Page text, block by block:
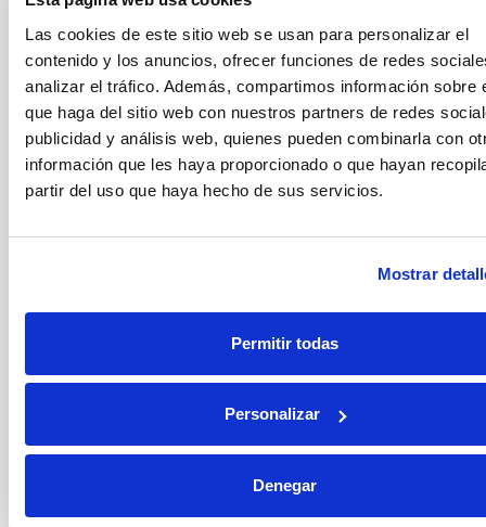
Las cookies de este sitio web se usan para personalizar el
contenido y los anuncios, ofrecer funciones de redes
analizar el tráfico. Además, compartimos información sobre
que haga del sitio web con nuestros partners de redes
publicidad y análisis web, quienes pueden combinarla con
información que les haya proporcionado o que hayan
partir del uso que haya hecho de sus servicios.
Mostrar
Permitir todas
Personalizar
Denegar
PRESENTACIONES CORPORATIVAS
Las presentaciones corporativas, de marcas y de
Damos forma a las necesidades de comunicación de las
empresas y de sus marcas. Creamos eventos que
asistentes se sienten privilegiados de vivir ese momento.
para que sus presentaciones transmitan todo el valor de
sus proyectos.